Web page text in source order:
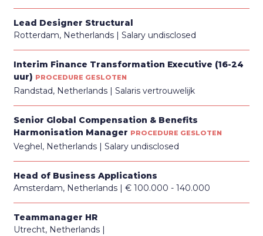
Lead Designer Structural
Rotterdam, Netherlands
Salary undisclosed
Interim Finance Transformation Executive (16-24
uur) PROCEDURE GESLOTEN
Randstad, Netherlands Salaris vertrouwelijk
Senior Global Compensation & Benefits
Harmonisation Manager PROCEDURE GESLOTEN
Veghel, Netherlands Salary undisclosed
Head of Business Applications
Amsterdam, Netherlands
€ 100.000 - 140.000
Teammanager HR
Utrecht, Netherlands